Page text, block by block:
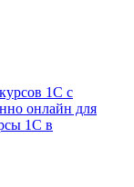
1С с
онлайн для
1С в